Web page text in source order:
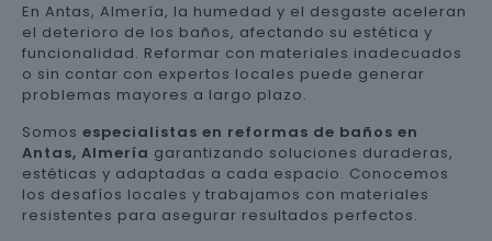
En Antas, Almería, la humedad y el desgaste aceleran
el deterioro de los baños, afectando su estética y
funcionalidad. Reformar con materiales inadecuados
o sin contar con expertos locales puede generar
problemas mayores a largo plazo.
Somos especialistas en reformas de baños en
Antas, Almería garantizando soluciones duraderas,
estéticas y adaptadas a cada espacio. Conocemos
los desafíos locales y trabajamos con materiales
resistentes para asegurar resultados perfectos.